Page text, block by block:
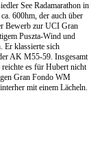
See Radamarathon in
600hm, der auch über
Bewerb zur UCI Gran
Puszta-Wind und
Er klassierte sich
AK M55-59. Insgesamt
es für Hubert nicht
Gran Fondo WM
mit einem Lächeln.